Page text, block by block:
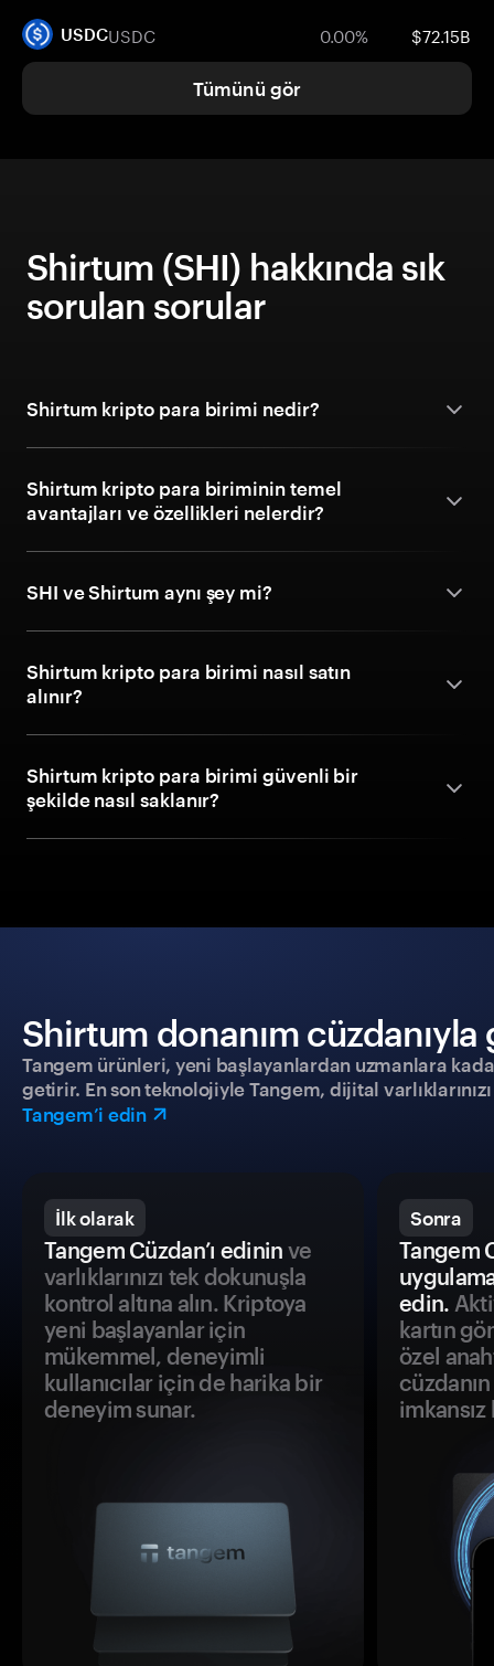
USDCUSDC 0.00% $72.15B
Tümünü gör
Shirtum (SHI) hakkında sık
sorulan sorular
Shirtum kripto para birimi nedir?
Shirtum kripto para biriminin temel
avantajları ve özellikleri nelerdir?
SHI ve Shirtum aynı şey mi?
Shirtum kripto para birimi nasıl satın
alınır?
Shirtum kripto para birimi güvenli bir
şekilde nasıl saklanır?
Shirtum donanım cüzdanıyla
Tangem ürünleri, yeni başlayanlardan uzmanlara
getirir. En son teknolojiyle Tangem, dijital
Tangem’i edin
İlk olarak
Tangem Cüzdan’ı edinin ve
varlıklarınızı tek dokunuşla
kontrol altına alın. Kriptoya
yeni başlayanlar için
mükemmel, deneyimli
kullanıcılar için de harika bir
deneyim sunar.
Sonra
Tangem
edin.
kartın
özel